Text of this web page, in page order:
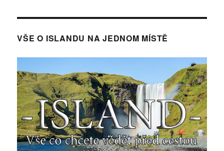
VŠE O ISLANDU NA JEDNOM MÍSTĚ